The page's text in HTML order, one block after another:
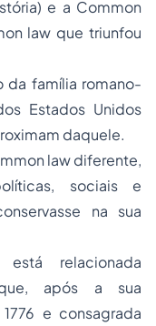
e a Common
law que triunfou
da família romano-
Estados Unidos
daquele.
lawdiferente,
sociais e
na sua
relacionada
após a sua
e consagrada